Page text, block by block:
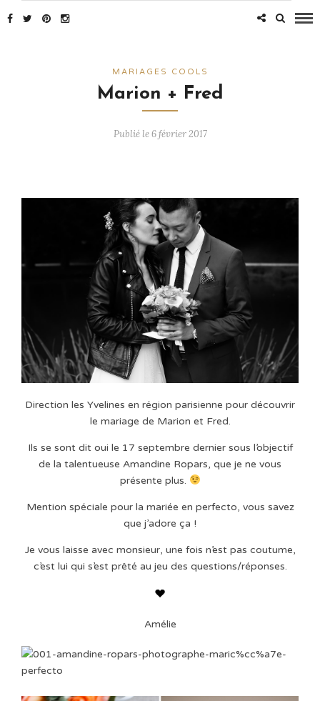
MARIAGES COOLS
Marion + Fred
Publié le 6 février 2017
Direction les Yvelines en région parisienne pour découvrir
le mariage de Marion et Fred.
Ils se sont dit oui le 17 septembre dernier sous l’objectif
de la talentueuse Amandine Ropars, que je ne vous
présente plus.
Mention spéciale pour la mariée en perfecto, vous savez
que j’adore ça !
Je vous laisse avec monsieur, une fois n’est pas coutume,
c’est lui qui s’est prêté au jeu des questions/réponses.
Amélie